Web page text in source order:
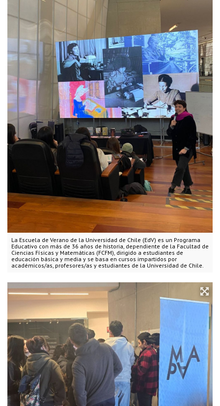
La Escuela de Verano de la Universidad de Chile (EdV) es un Programa
Educativo con más de 36 años de historia, dependiente de la Facultad de
Ciencias Físicas y Matemáticas (FCFM), dirigido a estudiantes de
educación básica y media y se basa en cursos impartidos por
académicos/as, profesores/as y estudiantes de la Universidad de Chile.